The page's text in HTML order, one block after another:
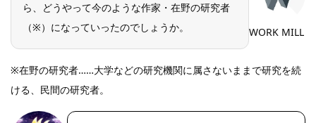
ら、どうやって今のような作家・在野の研究者
（※）になっていったのでしょうか。
WORK MILL
※在野の研究者……大学などの研究機関に属さないままで研究を続
ける、民間の研究者。